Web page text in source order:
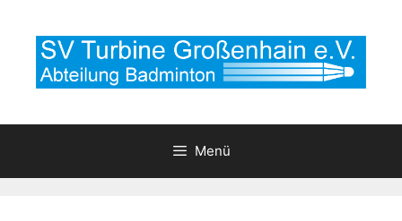
Inhalt
springen
Menü